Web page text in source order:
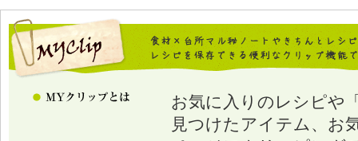
お気に入りのレシピや
見つけたアイテム、お